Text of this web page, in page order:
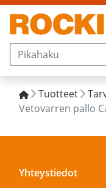
Tuotteet
Vetovarren pallo
Yhteystiedot